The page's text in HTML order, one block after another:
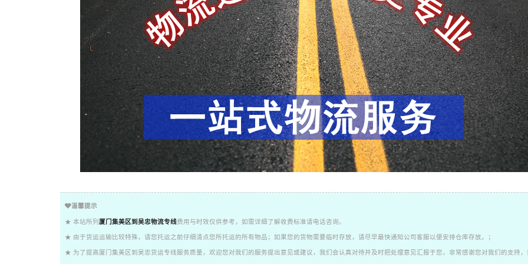
温馨提示
★ 本站所列 厦门集美区到吴忠物流专线费用与时效仅供参考，如需详细了解收费标准请电话咨询。
★ 由于货运运输比较特殊，请您托运之前仔细清点您所托运的所有物品；如果您的货物需要临时存放，请尽早最快通知公司客服以便安排仓库存放。；
★ 为了提高厦门集美区到吴忠货运专线服务质量，欢迎您对我们的服务提出意见或建议，我们会认真对待并及时把处理意见汇报于您，非常感谢您对我们的支持